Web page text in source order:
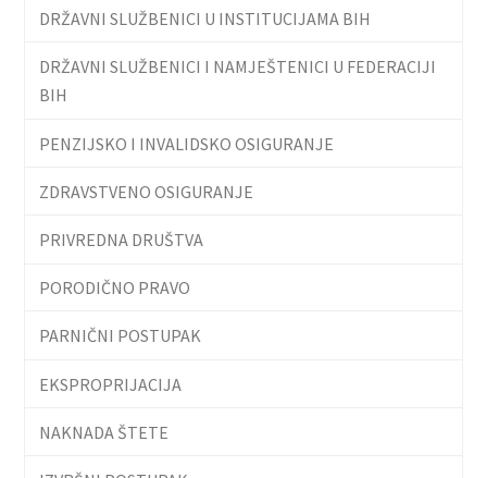
DRŽAVNI SLUŽBENICI U INSTITUCIJAMA BIH
DRŽAVNI SLUŽBENICI I NAMJEŠTENICI U FEDERACIJI
BIH
PENZIJSKO I INVALIDSKO OSIGURANJE
ZDRAVSTVENO OSIGURANJE
PRIVREDNA DRUŠTVA
PORODIČNO PRAVO
PARNIČNI POSTUPAK
EKSPROPRIJACIJA
NAKNADA ŠTETE